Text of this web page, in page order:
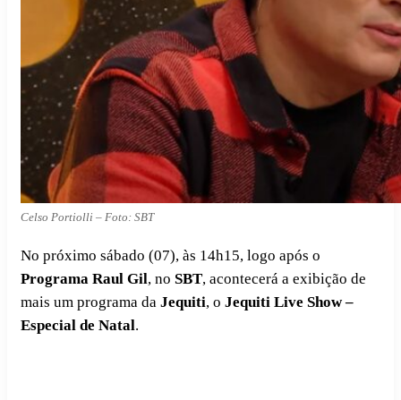
Celso Portiolli – Foto: SBT
No próximo sábado (07), às 14h15, logo após o
Programa Raul Gil, no SBT, acontecerá a exibição de
mais um programa da Jequiti, o Jequiti Live Show –
Especial de Natal.